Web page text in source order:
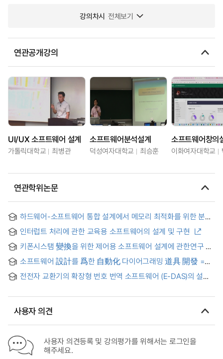
강의차시 전체보기
연관공개강의
UI/UX 소프트웨어 설계
가톨릭대학교 최병관
소프트웨어분석설계
덕성여자대학교 최승훈
소프트웨어창의
이화여자대학교
연관학위논문
하드웨어-소프트웨어 통합 설계에서 메모리 최적화를 위한 분할
= Minimal memory partitioning in hardware-software
codesign
인터럽트 처리에 관한 교육용 소프트웨어의 설계 및 구현
키폰시스탬 變換을 위한 제어용 소프트웨어 설계에 관한연구
소프트웨어 設計를 爲한 自動化 다이어그래밍 道具 開發 =
Development of a computer-aided diagramming tool for
software design
전전자 교환기의 확장형 번호 번역 소프트웨어 (E-DAS)의 설계
사용자 의견
사용자 의견등록 및 강의평가를 위해서는 로그인을
해주세요.